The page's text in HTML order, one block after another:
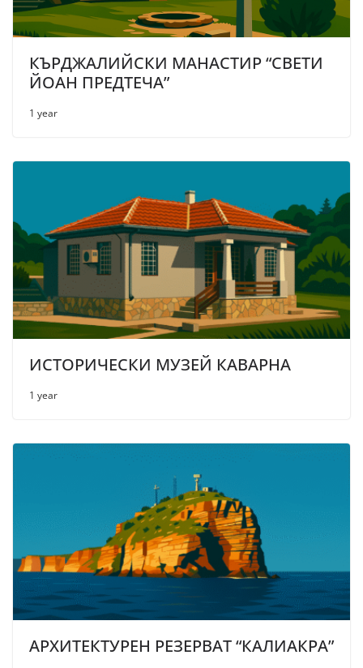
КЪРДЖАЛИЙСКИ МАНАСТИР “СВЕТИ
ЙОАН ПРЕДТЕЧА”
1 year
ИСТОРИЧЕСКИ МУЗЕЙ КАВАРНА
1 year
АРХИТЕКТУРЕН РЕЗЕРВАТ “КАЛИАКРА”